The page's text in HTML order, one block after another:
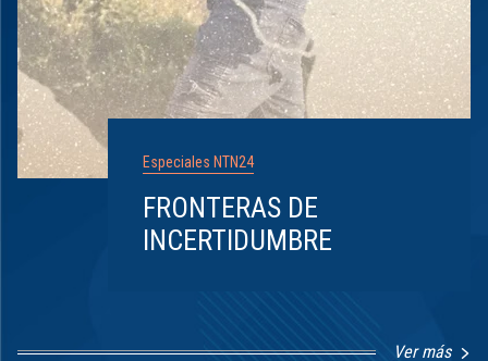
Especiales NTN24
FRONTERAS DE
INCERTIDUMBRE
Ver más